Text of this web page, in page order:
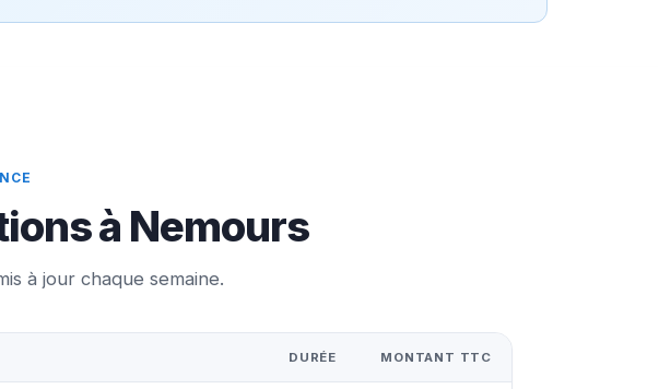
à Nemours
à jour chaque semaine.
DURÉE MONTANT TTC